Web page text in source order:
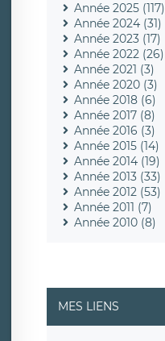
Année 2025 (117)
Année 2024 (31)
Année 2023 (17)
Année 2022 (26)
Année 2021 (3)
Année 2020 (3)
Année 2018 (6)
Année 2017 (8)
Année 2016 (3)
Année 2015 (14)
Année 2014 (19)
Année 2013 (33)
Année 2012 (53)
Année 2011 (7)
Année 2010 (8)
MES LIENS